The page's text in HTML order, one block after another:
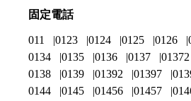
固定電話
011 0123 0124 0125 0126
0134
0135 0136 0137 01372
0138
0139 01392 01397
0144
0145 01456 01457